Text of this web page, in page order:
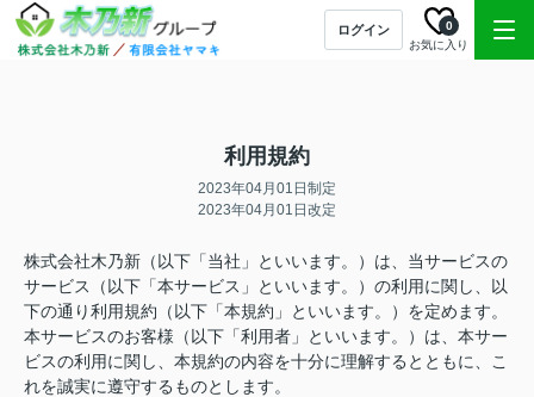
ログイン
お気に入り
0
利用規約
2023年04月01日制定
2023年04月01日改定
株式会社木乃新（以下「当社」といいます。）は、当サービスの
サービス（以下「本サービス」といいます。）の利用に関し、以
下の通り利用規約（以下「本規約」といいます。）を定めます。
本サービスのお客様（以下「利用者」といいます。）は、本サー
ビスの利用に関し、本規約の内容を十分に理解するとともに、こ
れを誠実に遵守するものとします。